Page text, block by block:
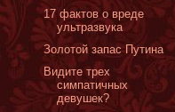
17 фактов о вреде
ультразвука
Золотой запас Путина
Видите трех
симпатичных
девушек?